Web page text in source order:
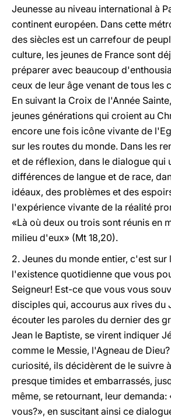
Jeunesse au niveau international à
continent européen. Dans cette
des siècles est un carrefour de
culture, les jeunes de France sont
préparer avec beaucoup
ceux de leur âge venant de tous les
En suivant la Croix de l'Année
jeunes générations qui croient au
encore une fois icône vivante de
sur les routes du monde. Dans les
et de réflexion, dans le dialogue qui
différences de langue et de race,
idéaux, des problèmes et des
l'expérience vivante de la réalité
«Là où deux ou trois sont réunis en
milieu d'eux» (Mt 18,20).
2. Jeunes du monde entier, c'est sur
l'existence quotidienne que vous
Seigneur! Est-ce que vous vous
disciples qui, accourus aux rives du
écouter les paroles du dernier des
Jean le Baptiste, se virent indiquer
comme le Messie, l'Agneau de
curiosité, ils décidèrent de le suivre
presque timides et embarrassés,
même, se retournant, leur
vous?», en suscitant ainsi ce